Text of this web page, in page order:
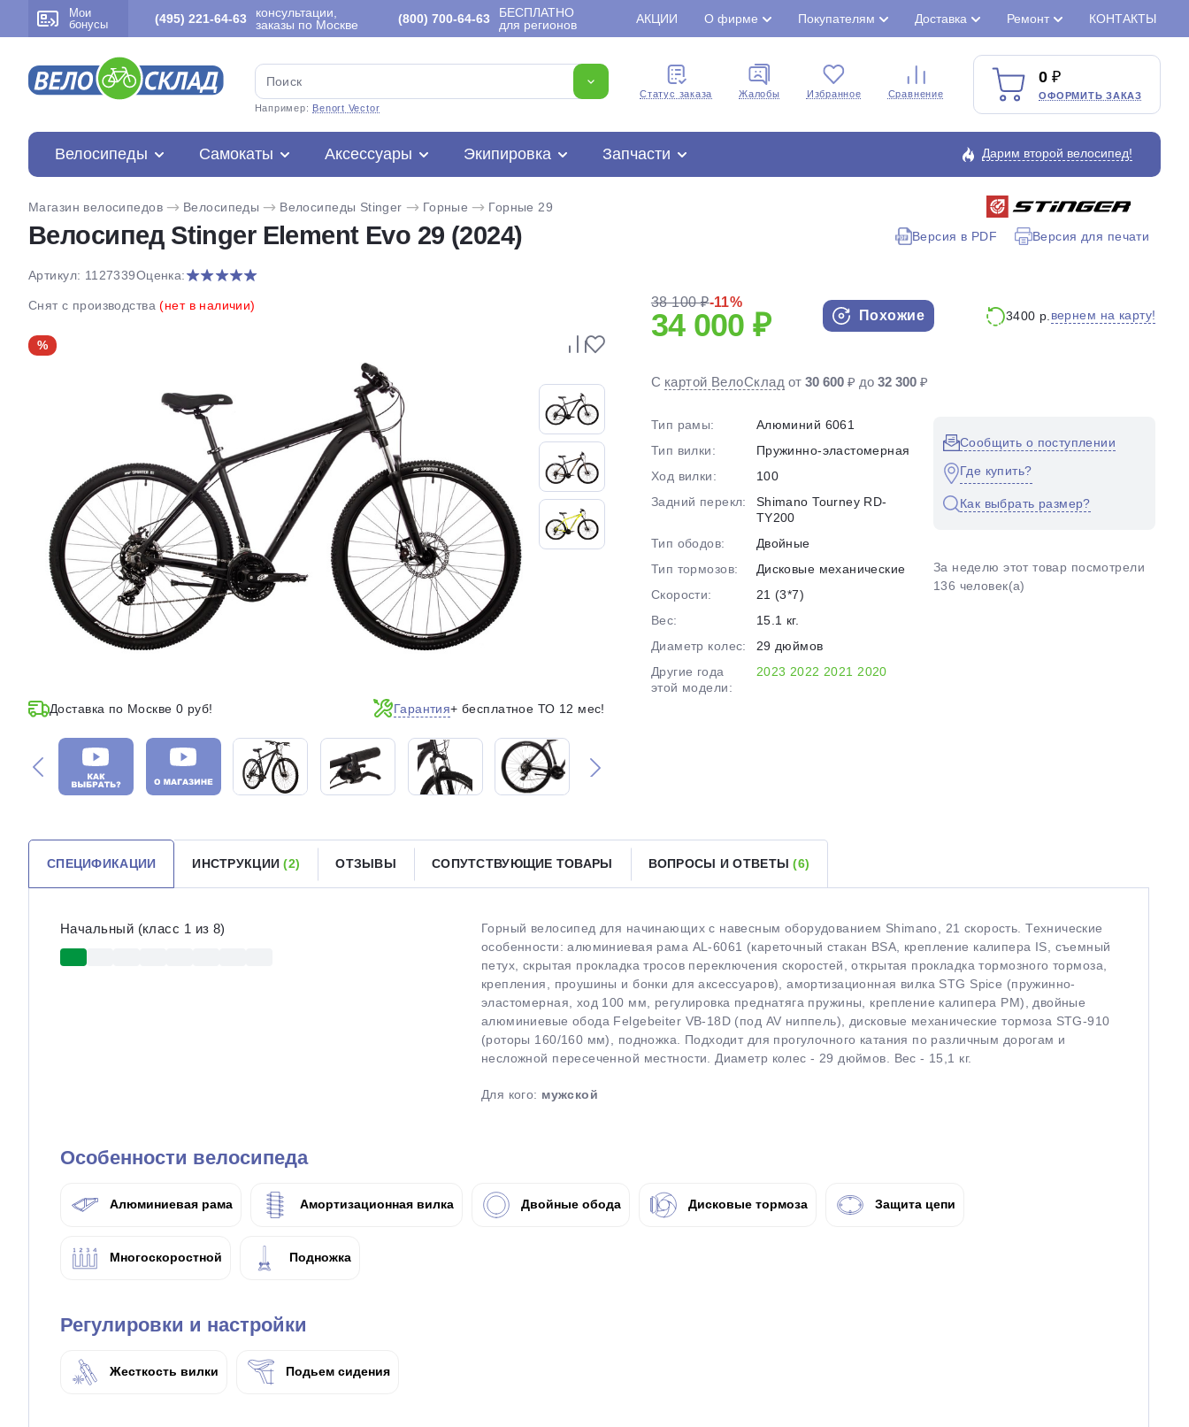
Мои
бонусы
(495) 221-64-63
консультации,
заказы по Москве
(800) 700-64-63
БЕСПЛАТНО
для регионов
АКЦИИ О фирме Покупателям Доставка Ремонт КОНТАКТЫ
Например: Benort Vector
Cтатус заказа Жалобы Избранное Сравнение
0
ОФОРМИТЬ ЗАКАЗ
Велосипеды Самокаты Аксессуары Экипировка Запчасти Дарим второй велосипед!
Магазин велосипедов Велосипеды Велосипеды Stinger Горные Горные 29
Велосипед Stinger Element Evo 29 (2024) Версия в PDF Версия для печати
Артикул: 1127339Оценка:
Снят с производства(нет в наличии)
%
Доставка по Москве 0 руб! Гарантия+ бесплатное ТО 12 мес!
38 100 ₽-11%
34 000 ₽ Похожие 3400 р. вернем на карту!
С картой ВелоСклад от30 600 ₽ до32 300 ₽
Тип рамы:
Алюминий 6061
Тип вилки:
Пружинно-эластомерная
Ход вилки:
100
Задний перекл:
Shimano Tourney RD-
TY200
Тип ободов:
Двойные
Тип тормозов:
Дисковые механические
Скорости:
21 (3*7)
Вес:
15.1 кг.
Диаметр колес:
29 дюймов
Другие года
этой модели:
2023 2022 2021 2020
Сообщить о поступлении
Где купить?
Как выбрать размер?
За неделю этот товар посмотрели
136 человек(а)
СПЕЦИФИКАЦИИ ИНСТРУКЦИИ(2) ОТЗЫВЫ СОПУТСТВУЮЩИЕ ТОВАРЫ ВОПРОСЫ И ОТВЕТЫ(6)
Начальный (класс 1 из 8)
Горный велосипед для начинающих с навесным оборудованием Shimano, 21 скорость. Технические
особенности: алюминиевая рама AL-6061 (кареточный стакан BSA, крепление калипера IS, съемный
петух, скрытая прокладка тросов переключения скоростей, открытая прокладка тормозного тормоза,
крепления, проушины и бонки для аксессуаров), амортизационная вилка STG Spice (пружинно-
эластомерная, ход 100 мм, регулировка преднатяга пружины, крепление калипера PM), двойные
алюминиевые обода Felgebeiter VB-18D (под AV ниппель), дисковые механические тормоза STG-910
(роторы 160/160 мм), подножка. Подходит для прогулочного катания по различным дорогам и
несложной пересеченной местности. Диаметр колес - 29 дюймов. Вес - 15,1 кг.
Для кого: мужской
Особенности велосипеда
Алюминиевая рама Амортизационная вилка Двойные обода Дисковые тормоза Защита цепи
Многоскоростной Подножка
Регулировки и настройки
Жесткость вилки Подьем сидения
Разбейте
оплату
на части
без переплат
График платежей
Сегодня
25%
в корзину
Оплачивайте сегодня только
25 % картой любого банка
Подробнееоб оплате Плайтом
plait.ru